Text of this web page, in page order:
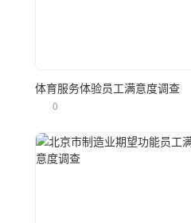
体育服务体验员工满意度调查
0